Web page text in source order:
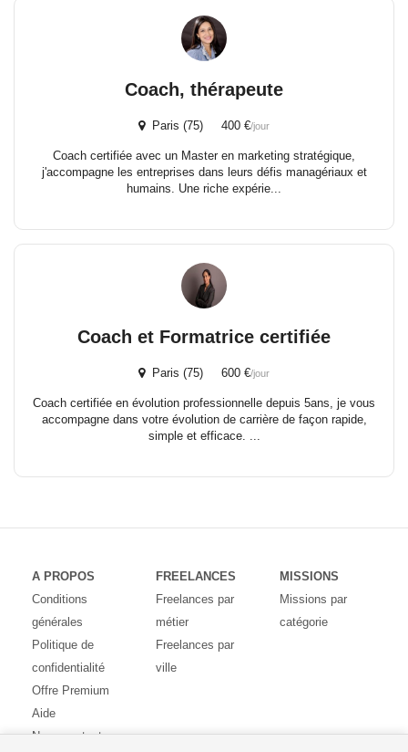
Coach, thérapeute
Paris (75) 400 €/jour
Coach certifiée avec un Master en marketing stratégique,
j'accompagne les entreprises dans leurs défis managériaux et
humains. Une riche expérie...
Coach et Formatrice certifiée
Paris (75) 600 €/jour
Coach certifiée en évolution professionnelle depuis 5ans, je vous
accompagne dans votre évolution de carrière de façon rapide,
simple et efficace. ...
A PROPOS
Conditions
générales
Politique de
confidentialité
Offre Premium
Aide
Nous contacter
FREELANCES
Freelances par
métier
Freelances par
ville
MISSIONS
Missions par
catégorie